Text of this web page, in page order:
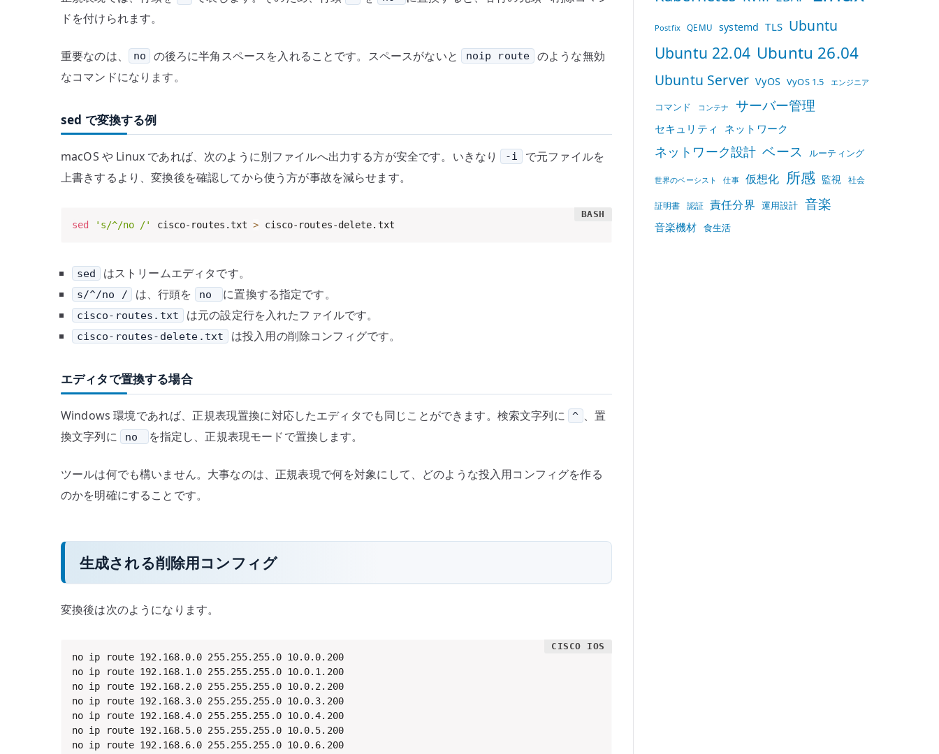
ドを付けられます。
重要なのは、 no の後ろに半角スペースを入れることです。スペースがないと noip route
のような無効
なコマンドになります。
sed で変換する例
macOS や Linux であれば、次のように別ファイルへ出力する方が安全です。いきなり -i
で元ファイルを
上書きするより、変換後を確認してから使う方が事故を減らせます。
sed 's/^/no /' cisco-routes.txt > cisco-routes-delete.txt
sed はストリームエディタです。
s/^/no / は、行頭を no に置換する指定です。
cisco-routes.txt は元の設定行を入れたファイルです。
cisco-routes-delete.txt は投入用の削除コンフィグです。
エディタで置換する場合
Windows 環境であれば、正規表現置換に対応したエディタでも同じことができます。検索文字列に ^ 、置
換文字列に
no を指定し、正規表現モードで置換します。
ツールは何でも構いません。大事なのは、正規表現で何を対象にして、どのような投入用コンフィグを作る
のかを明確にすることです。
生成される削除用コンフィグ
変換後は次のようになります。
no ip route 192.168.0.0 255.255.255.0 10.0.0.200
no ip route 192.168.1.0 255.255.255.0 10.0.1.200
no ip route 192.168.2.0 255.255.255.0 10.0.2.200
no ip route 192.168.3.0 255.255.255.0 10.0.3.200
no ip route 192.168.4.0 255.255.255.0 10.0.4.200
no ip route 192.168.5.0 255.255.255.0 10.0.5.200
no ip route 192.168.6.0 255.255.255.0 10.0.6.200
Postfix QEMU systemd TLS Ubuntu
Ubuntu 22.04 Ubuntu 26.04
Ubuntu Server VyOS VyOS 1.5 エンジニア
コマンド コンテナ サーバー管理
セキュリティ ネットワーク
ネットワーク設計 ベース ルーティング
世界のベーシスト 仕事 仮想化 所感 監視 社会
証明書 認証 責任分界 運用設計 音楽
音楽機材 食生活